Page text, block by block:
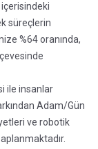
süreçlerin
%64 oranında,
ile insanlar
Adam/Gün
ve robotik